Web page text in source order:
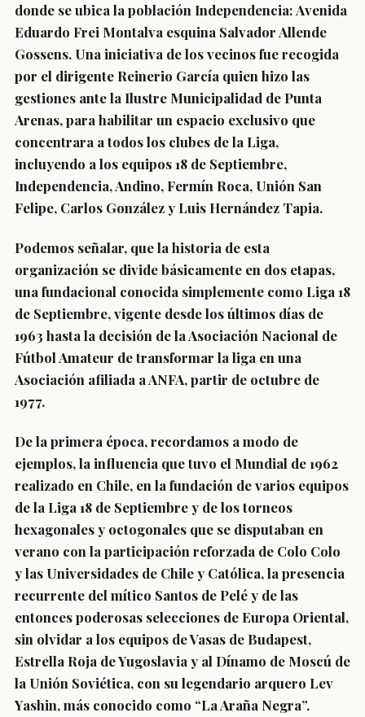
donde se ubica la población Independencia: Avenida
Eduardo Frei Montalva esquina Salvador Allende
Gossens. Una iniciativa de los vecinos fue recogida
por el dirigente Reinerio García quien hizo las
gestiones ante la Ilustre Municipalidad de Punta
Arenas, para habilitar un espacio exclusivo que
concentrara a todos los clubes de la Liga,
incluyendo a los equipos 18 de Septiembre,
Independencia, Andino, Fermín Roca, Unión San
Felipe, Carlos González y Luis Hernández Tapia.
Podemos señalar, que la historia de esta
organización se divide básicamente en dos etapas,
una fundacional conocida simplemente como Liga 18
de Septiembre, vigente desde los últimos días de
1963 hasta la decisión de la Asociación Nacional de
Fútbol Amateur de transformar la liga en una
Asociación afiliada a ANFA, partir de octubre de
1977.
De la primera época, recordamos a modo de
ejemplos, la influencia que tuvo el Mundial de 1962
realizado en Chile, en la fundación de varios equipos
de la Liga 18 de Septiembre y de los torneos
hexagonales y octogonales que se disputaban en
verano con la participación reforzada de Colo Colo
y las Universidades de Chile y Católica, la presencia
recurrente del mítico Santos de Pelé y de las
entonces poderosas selecciones de Europa Oriental,
sin olvidar a los equipos de Vasas de Budapest,
Estrella Roja de Yugoslavia y al Dínamo de Moscú de
la Unión Soviética, con su legendario arquero Lev
Yashin, más conocido como “La Araña Negra”.